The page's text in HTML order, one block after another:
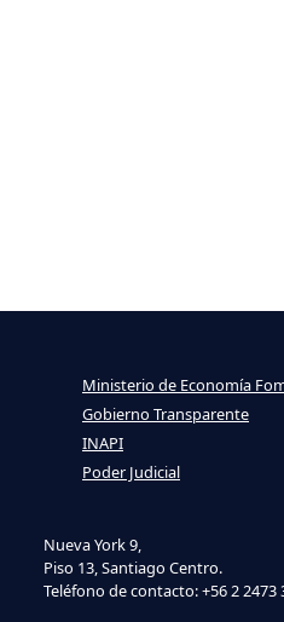
Nueva York 9,
Piso 13, Santiago Centro.
Teléfono de contacto: +56 2 2473
Ministerio de Economía
Gobierno Transparente
INAPI
Poder Judicial